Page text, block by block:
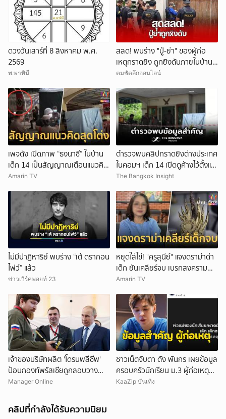
ดวงวันเสาร์ที่ 8 สิงหาคม พ.ศ.
2569
พ.พาทินี
สลด! พบร่าง "ปู่-ย่า" ของผู้ก่อ
เหตุกราดยิง ถูกยิงดับภายในบ้าน
พัก
คมชัดลึกออนไลน์
เพจดัง เปิดภาพ “ธงนาซี” ในบ้าน
เด็ก 14 เป็นสัญญาณเตือนแนวคิด
สุดโต่ง
Amarin TV
ตำรวจพบคลิปกราดยิงต่างประเทศ
ในคอมฯ เด็ก 14 เปิดดูค้างไว้ตั้งแต่
วันที่ 30 ก.ค.
The Bangkok Insight
ไม่มีปาฏิหาริย์ พบร่าง “เต้ ดรากอน
ไฟว์” แล้ว
ข่าวเวิร์คพอยท์ 23
หยุดใส่ไข่! "ครูสุนีย์" แจงดราม่าด่า
เด็ก ยันเคลียร์จบ เบรกสงคราม
Gen
Amarin TV
เจ้าของบริษัทผลิต 'โดรนพลีชีพ'
ป้อนกองทัพรัสเซียถูกลอบวาง
'คาร์บอมบ์' บาดเจ็บ-คนขับรถเสีย
Manager Online
ชาวเน็ตจับตา ดัง พันกร เผยข้อมูล
ครอบครัวนักเรียน ม.3 ผู้ก่อเหตุ
และที่มาอาวุธ
KaaZip บันเทิง
คลิปที่กำลังได้รับความนิยม